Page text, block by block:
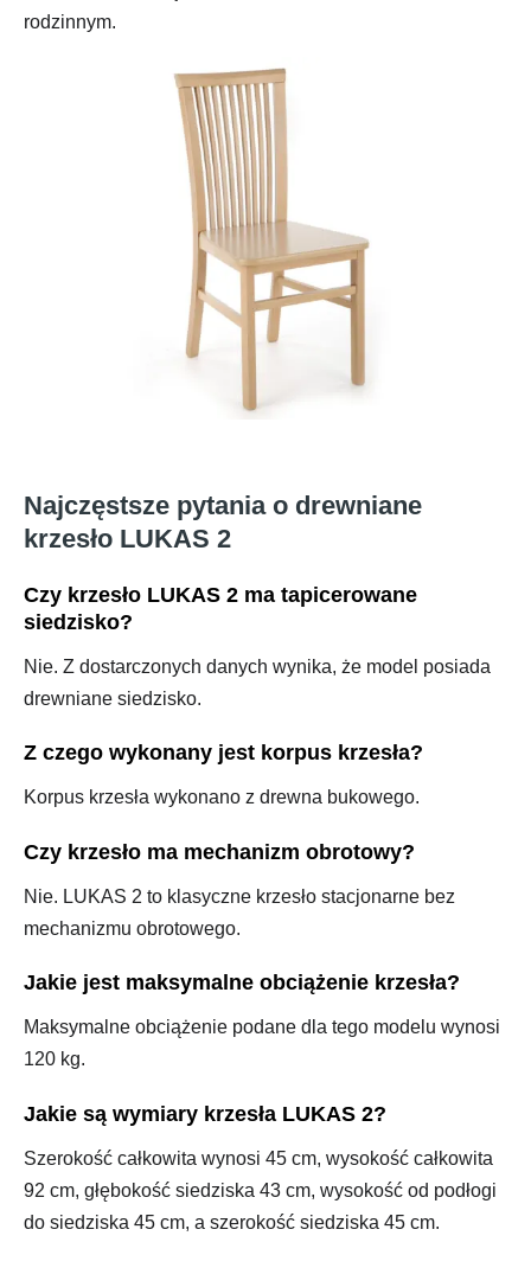
rodzinnym.
Najczęstsze pytania o drewniane
krzesło LUKAS 2
Czy krzesło LUKAS 2 ma tapicerowane
siedzisko?
Nie. Z dostarczonych danych wynika, że model posiada
drewniane siedzisko.
Z czego wykonany jest korpus krzesła?
Korpus krzesła wykonano z drewna bukowego.
Czy krzesło ma mechanizm obrotowy?
Nie. LUKAS 2 to klasyczne krzesło stacjonarne bez
mechanizmu obrotowego.
Jakie jest maksymalne obciążenie krzesła?
Maksymalne obciążenie podane dla tego modelu wynosi
120 kg.
Jakie są wymiary krzesła LUKAS 2?
Szerokość całkowita wynosi 45 cm, wysokość całkowita
92 cm, głębokość siedziska 43 cm, wysokość od podłogi
do siedziska 45 cm, a szerokość siedziska 45 cm.